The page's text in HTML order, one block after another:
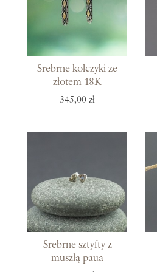
Srebrne kolczyki ze
złotem 18K
345,00 zł
Srebrne sztyfty z
muszlą paua